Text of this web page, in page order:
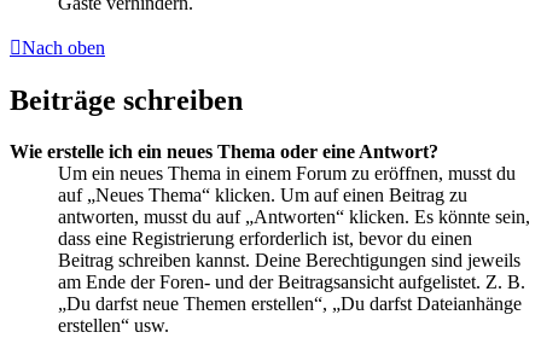
Nach oben
Beiträge schreiben
Wie erstelle ich ein neues Thema oder eine Antwort?
Um ein neues Thema in einem Forum zu eröffnen, musst du
auf „Neues Thema“ klicken. Um auf einen Beitrag zu
antworten, musst du auf „Antworten“ klicken. Es könnte sein,
dass eine Registrierung erforderlich ist, bevor du einen
Beitrag schreiben kannst. Deine Berechtigungen sind jeweils
am Ende der Foren- und der Beitragsansicht aufgelistet. Z. B.
„Du darfst neue Themen erstellen“, „Du darfst Dateianhänge
erstellen“ usw.